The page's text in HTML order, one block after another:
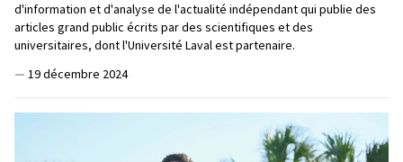
d'information et d'analyse de l'actualité indépendant qui publie des
articles grand public écrits par des scientifiques et des
universitaires, dont l'Université Laval est partenaire.
— 19 décembre 2024